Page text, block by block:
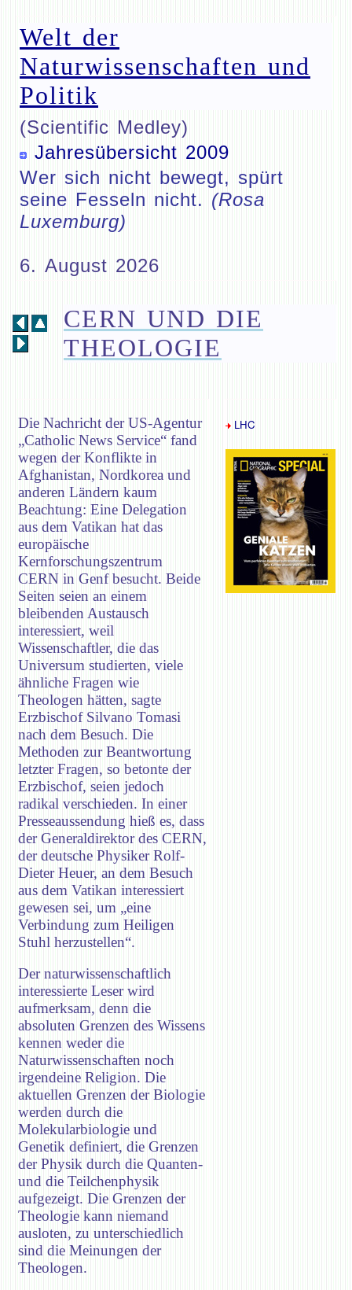
Welt der
Naturwissenschaften und
Politik
(Scientific Medley)
Jahresübersicht 2009
Wer sich nicht bewegt, spürt
seine Fesseln nicht. (Rosa
Luxemburg)
6. August 2026
CERN UND DIE
THEOLOGIE
Die Nachricht der US-Agentur
„Catholic News Service“ fand
wegen der Konflikte in
Afghanistan, Nordkorea und
anderen Ländern kaum
Beachtung: Eine Delegation
aus dem Vatikan hat das
europäische
Kernforschungszentrum
CERN in Genf besucht. Beide
Seiten seien an einem
bleibenden Austausch
interessiert, weil
Wissenschaftler, die das
Universum studierten, viele
ähnliche Fragen wie
Theologen hätten, sagte
Erzbischof Silvano Tomasi
nach dem Besuch. Die
Methoden zur Beantwortung
letzter Fragen, so betonte der
Erzbischof, seien jedoch
radikal verschieden. In einer
Presseaussendung hieß es, dass
der Generaldirektor des CERN,
der deutsche Physiker Rolf-
Dieter Heuer, an dem Besuch
aus dem Vatikan interessiert
gewesen sei, um „eine
Verbindung zum Heiligen
Stuhl herzustellen“.
Der naturwissenschaftlich
interessierte Leser wird
aufmerksam, denn die
absoluten Grenzen des Wissens
kennen weder die
Naturwissenschaften noch
irgendeine Religion. Die
aktuellen Grenzen der Biologie
werden durch die
Molekularbiologie und
Genetik definiert, die Grenzen
der Physik durch die Quanten-
und die Teilchenphysik
aufgezeigt. Die Grenzen der
Theologie kann niemand
ausloten, zu unterschiedlich
sind die Meinungen der
Theologen.
LHC